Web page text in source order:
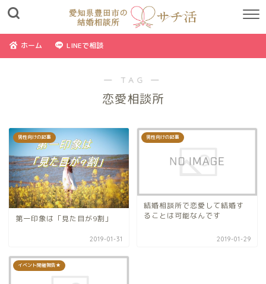
ホーム LINEで相談
― TAG ―
恋愛相談所
男性向けの記事
第一印象は「見た目が9割」
2019-01-31
男性向けの記事
結婚相談所で恋愛して結婚す
ることは可能なんです
2019-01-29
イベント開催報告★